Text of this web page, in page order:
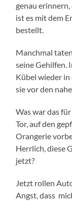
genau
ist es mit dem
bestellt.
Manchmal
seine Gehilfen.
Kübel wieder
sie vor den
Was war das
Tor, auf den
Orangerie
Herrlich, diese
jetzt?
Jetzt rollen
Angst, dass